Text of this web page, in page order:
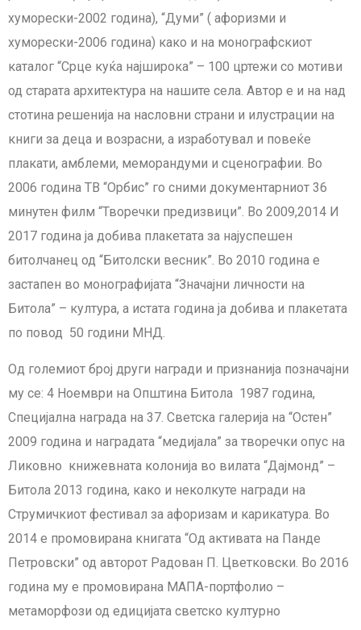
хуморески-2002 година), “Думи” ( афоризми и
хуморески-2006 година) како и на монографскиот
каталог “Срце куќа најширока” – 100 цртежи со мотиви
од старата архитектура на нашите села. Автор е и на над
стотина решенија на насловни страни и илустрации на
книги за деца и возрасни, а изработувал и повеќе
плакати, амблеми, меморандуми и сценографии. Во
2006 година ТВ “Орбис” го сними документарниот 36
минутен филм “Творечки предизвици”. Во 2009,2014 И
2017 година ја добива плакетата за најуспешен
битолчанец од “Битолски весник”. Во 2010 година е
застапен во монографијата “Значајни личности на
Битола” – култура, а истата година ја добива и плакетата
по повод 50 години МНД.
Од големиот број други награди и признанија позначајни
му се: 4 Ноември на Општина Битола 1987 година,
Специјална награда на 37. Светска галерија на “Остен”
2009 година и наградата “медијала” за творечки опус на
Ликовно книжевната колонија во вилата “Дајмонд” –
Битола 2013 година, како и неколкуте награди на
Струмичкиот фестивал за афоризам и карикатура. Во
2014 е промовирана книгата “Од активата на Панде
Петровски” од авторот Радован П. Цветковски. Во 2016
година му е промовирана МАПА-портфолио –
метаморфози од едицијата светско културно